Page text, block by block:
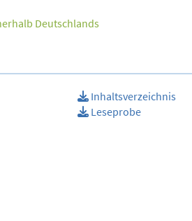
Deutschlands
Inhaltsverzeichnis
Leseprobe